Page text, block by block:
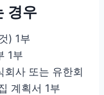
경우
) 1부
1부
회사 또는 유한회
계획서 1부